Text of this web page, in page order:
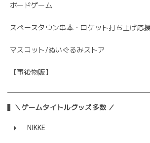
ボードゲーム
スペースタウン串本・ロケット打ち上げ応
マスコット/ぬいぐるみストア
【事後物販】
＼ゲームタイトルグッズ多数 ／
NIKKE